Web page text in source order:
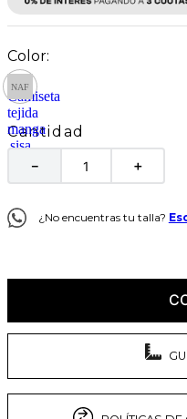
Cantidad
＋
－
¿No encuentras tu talla?